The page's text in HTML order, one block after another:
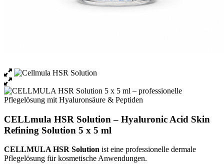
CELLmula HSR Solution – Hyaluronic Acid Skin
Refining Solution 5 x 5 ml
CELLMULA HSR Solution ist eine professionelle dermale
Pflegelösung für kosmetische Anwendungen.